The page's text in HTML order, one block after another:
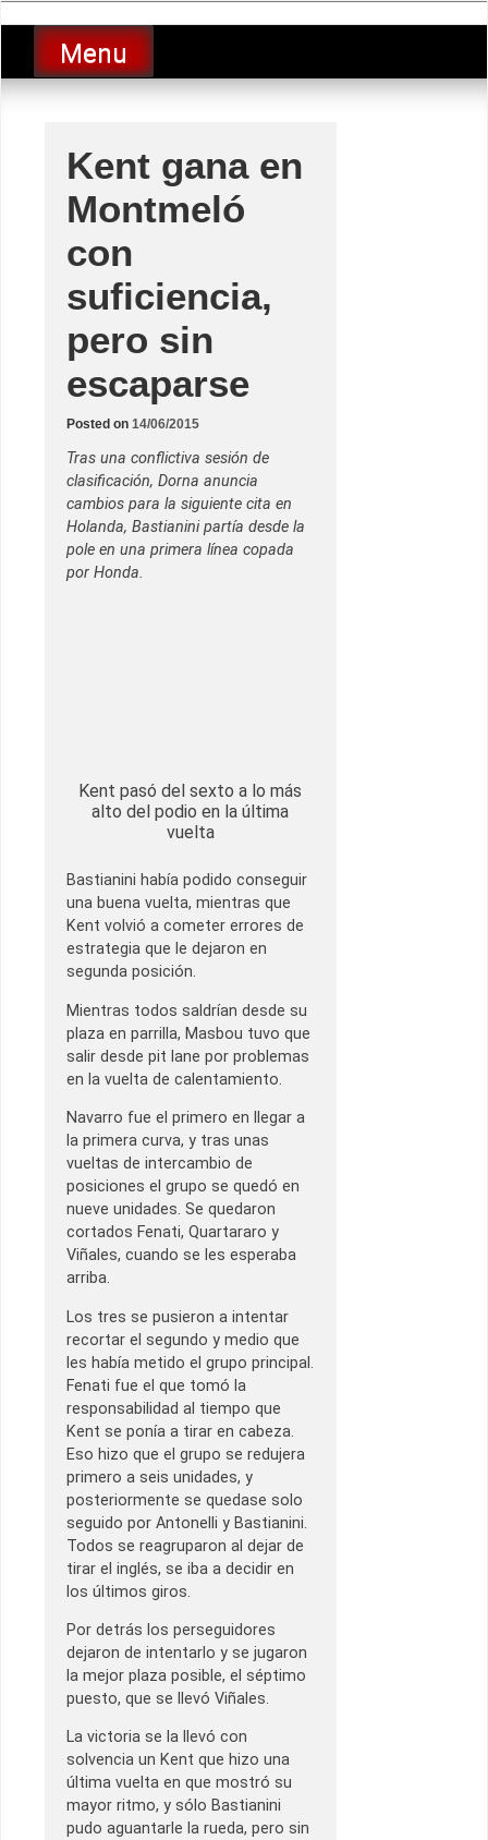
to
contentLucio Lopez GP
luciolopezgp
Menu
Kent gana en
Montmeló
con
suficiencia,
pero sin
escaparse
Posted on 14/06/2015
Tras una conflictiva sesión de
clasificación, Dorna anuncia
cambios para la siguiente cita en
Holanda, Bastianini partía desde la
pole en una primera línea copada
por Honda.
Kent pasó del sexto a lo más
alto del podio en la última
vuelta
Bastianini había podido conseguir
una buena vuelta, mientras que
Kent volvió a cometer errores de
estrategia que le dejaron en
segunda posición.
Mientras todos saldrían desde su
plaza en parrilla, Masbou tuvo que
salir desde pit lane por problemas
en la vuelta de calentamiento.
Navarro fue el primero en llegar a
la primera curva, y tras unas
vueltas de intercambio de
posiciones el grupo se quedó en
nueve unidades. Se quedaron
cortados Fenati, Quartararo y
Viñales, cuando se les esperaba
arriba.
Los tres se pusieron a intentar
recortar el segundo y medio que
les había metido el grupo principal.
Fenati fue el que tomó la
responsabilidad al tiempo que
Kent se ponía a tirar en cabeza.
Eso hizo que el grupo se redujera
primero a seis unidades, y
posteriormente se quedase solo
seguido por Antonelli y Bastianini.
Todos se reagruparon al dejar de
tirar el inglés, se iba a decidir en
los últimos giros.
Por detrás los perseguidores
dejaron de intentarlo y se jugaron
la mejor plaza posible, el séptimo
puesto, que se llevó Viñales.
La victoria se la llevó con
solvencia un Kent que hizo una
última vuelta en que mostró su
mayor ritmo, y sólo Bastianini
pudo aguantarle la rueda, pero sin